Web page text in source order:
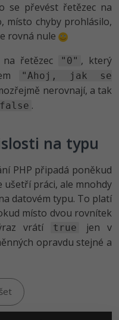
se převést řetězec na
místo chyby prohlásilo,
rovná nule
na řetězec "0" , který
"Ahoj, jak se
nerovnají, a tak
false .
na typu
PHP připadá poněkud
ušetří práci, ale mnohdy
datovém typu. To platí
místo dvou rovnítek
vrátí true
jen v
opravdu stejné a